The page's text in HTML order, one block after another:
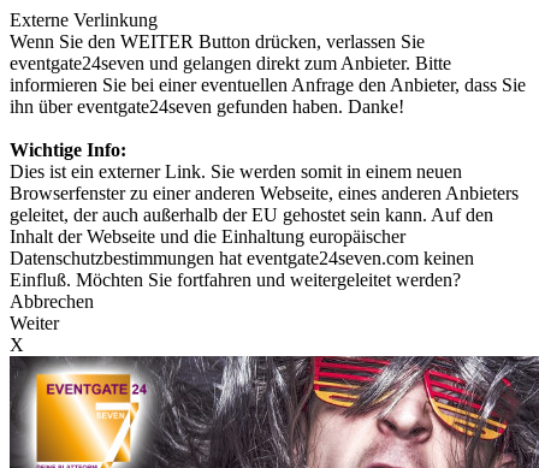
Externe Verlinkung
Wenn Sie den WEITER Button drücken, verlassen Sie
eventgate24seven und gelangen direkt zum Anbieter. Bitte
informieren Sie bei einer eventuellen Anfrage den Anbieter, dass Sie
ihn über eventgate24seven gefunden haben. Danke!
Wichtige Info:
Dies ist ein externer Link. Sie werden somit in einem neuen
Browserfenster zu einer anderen Webseite, eines anderen Anbieters
geleitet, der auch außerhalb der EU gehostet sein kann. Auf den
Inhalt der Webseite und die Einhaltung europäischer
Datenschutzbestimmungen hat eventgate24seven.com keinen
Einfluß. Möchten Sie fortfahren und weitergeleitet werden?
Abbrechen
Weiter
X